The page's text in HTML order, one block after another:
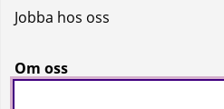
Jobba hos oss
Om oss